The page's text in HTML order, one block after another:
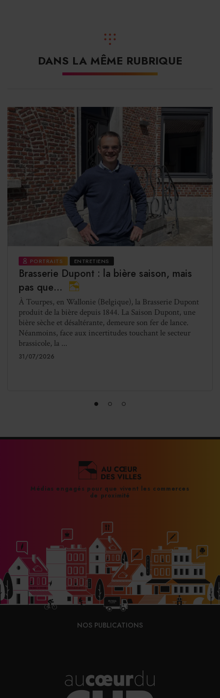
DANS LA MÊME RUBRIQUE
PORTRAITS ENTRETIENS
Brasserie Dupont : la bière saison, mais
pas que…
À Tourpes, en Wallonie (Belgique), la Brasserie Dupont
produit de la bière depuis 1844. La Saison Dupont, une
bière sèche et désaltérante, demeure son fer de lance.
Néanmoins, face aux incertitudes touchant le secteur
brassicole, la ...
31/07/2026
Médias engagés pour que vivent les commerces
de proximité
NOS PUBLICATIONS